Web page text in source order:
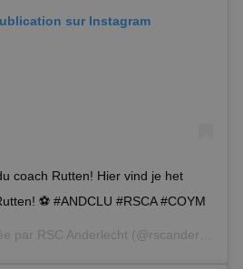
sur Instagram
coach Rutten! Hier vind je het
⚽️ #ANDCLU #RSCA #COYM
par RSC Anderlecht (@rscanderlecht) le